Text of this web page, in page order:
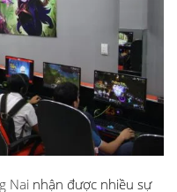
Nai nhận được nhiều sự